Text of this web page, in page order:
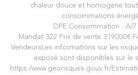
chaleur douce et homogène
consommations
DPE Consommation : A/7
Mandat 322 Prix de vente 319000€
VendeursLes informations sur les
exposé sont disponibles sur le
https:/www.georisques.gouv.fr/